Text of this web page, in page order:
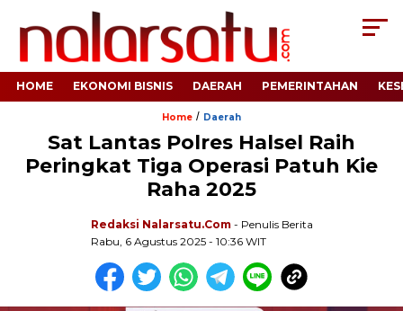
HOME EKONOMI BISNIS DAERAH PEMERINTAHAN
Home / Daerah
Sat Lantas Polres Halsel Raih
Peringkat Tiga Operasi Patuh Kie
Raha 2025
Redaksi Nalarsatu.com - Penulis Berita
Rabu, 6 Agustus 2025 - 10:36 WIT